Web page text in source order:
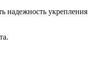
надежность укрепления